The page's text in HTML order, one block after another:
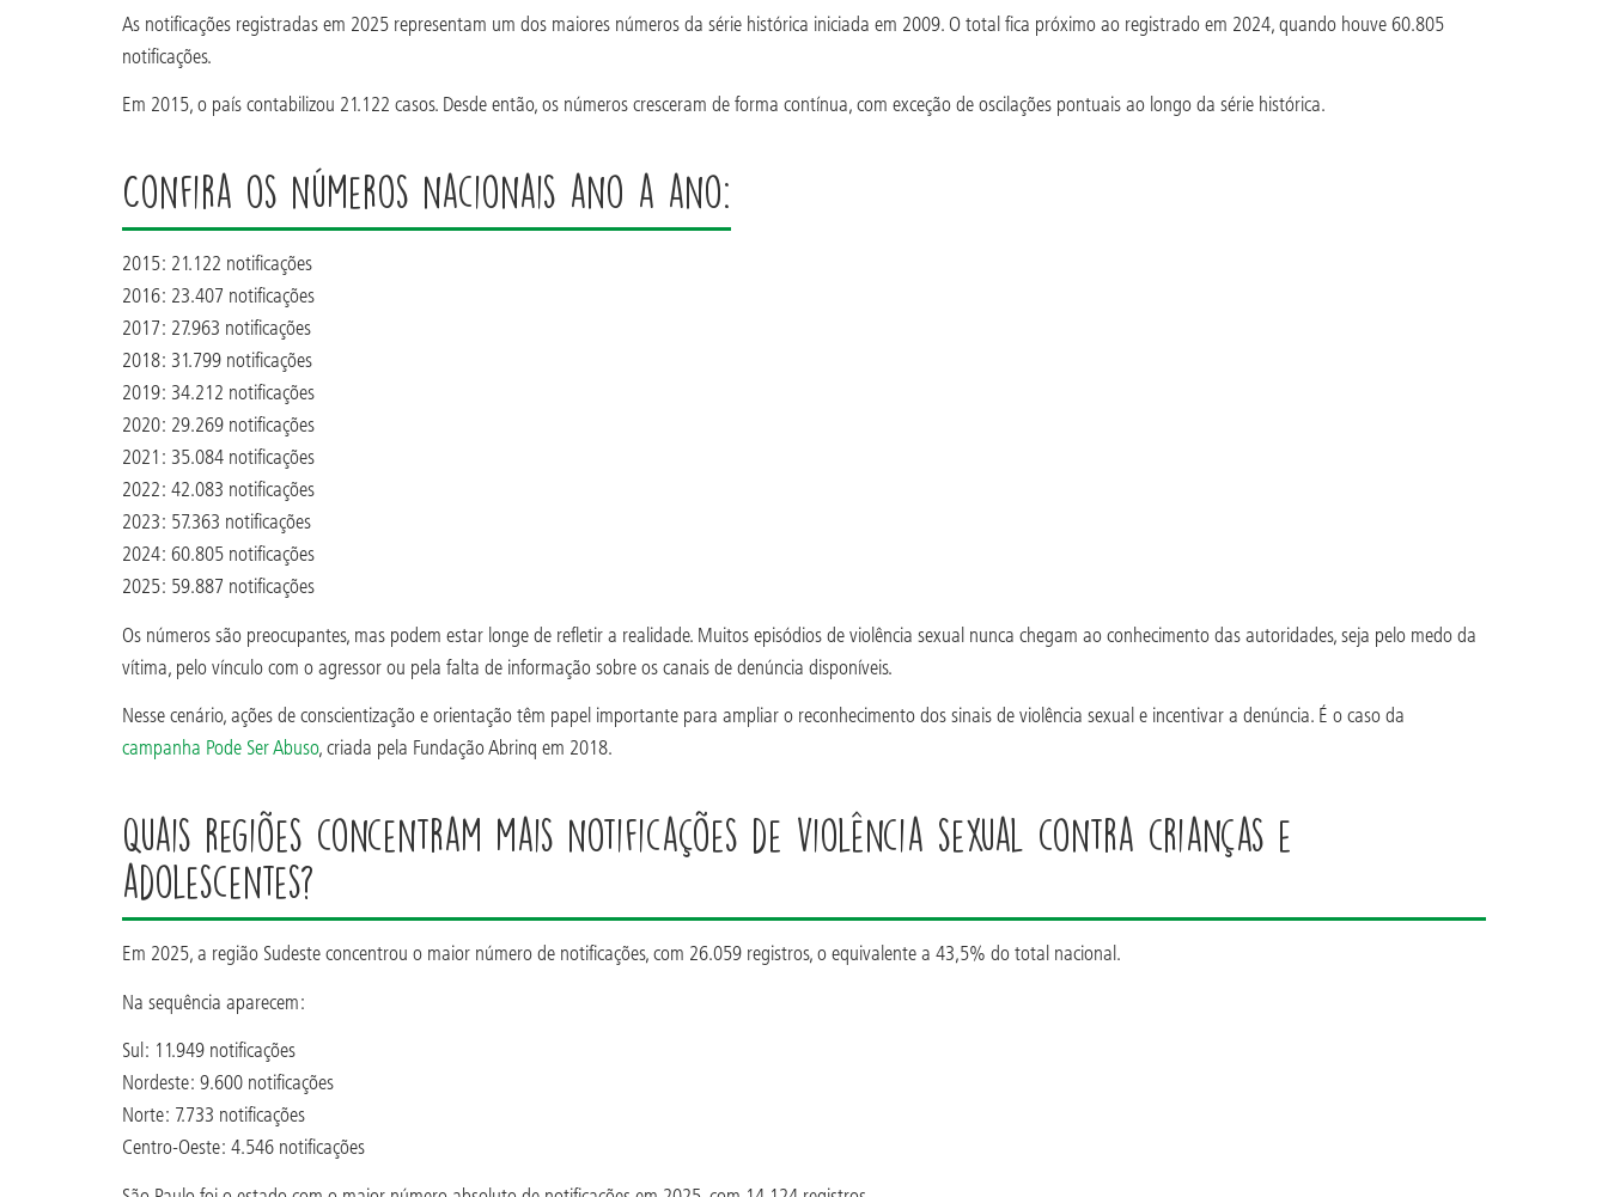
As notificações registradas em 2025 representam um dos maiores números da série histórica iniciada em 2009. O total fica próximo ao registrado em 2024, quando houve 60.805
notificações.
Em 2015, o país contabilizou 21.122 casos. Desde então, os números cresceram de forma contínua, com exceção de oscilações pontuais ao longo da série histórica.
Confira os números nacionais ano a ano:
2015: 21.122 notificações
2016: 23.407 notificações
2017: 27.963 notificações
2018: 31.799 notificações
2019: 34.212 notificações
2020: 29.269 notificações
2021: 35.084 notificações
2022: 42.083 notificações
2023: 57.363 notificações
2024: 60.805 notificações
2025: 59.887 notificações
Os números são preocupantes, mas podem estar longe de refletir a realidade. Muitos episódios de violência sexual nunca chegam ao conhecimento das autoridades, seja pelo medo da
vítima, pelo vínculo com o agressor ou pela falta de informação sobre os canais de denúncia disponíveis.
Nesse cenário, ações de conscientização e orientação têm papel importante para ampliar o reconhecimento dos sinais de violência sexual e incentivar a denúncia. É o caso da
campanha Pode Ser Abuso, criada pela Fundação Abrinq em 2018.
Quais regiões concentram mais notificações de violência sexual contra crianças e
adolescentes?
Em 2025, a região Sudeste concentrou o maior número de notificações, com 26.059 registros, o equivalente a 43,5% do total nacional.
Na sequência aparecem:
Sul: 11.949 notificações
Nordeste: 9.600 notificações
Norte: 7.733 notificações
Centro-Oeste: 4.546 notificações